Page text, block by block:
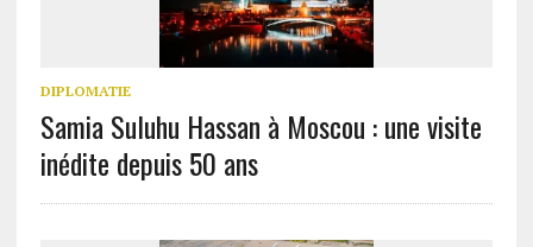
DIPLOMATIE
Samia Suluhu Hassan à Moscou : une visite
inédite depuis 50 ans